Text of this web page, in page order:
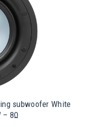
subwoofer White
– 8Ω